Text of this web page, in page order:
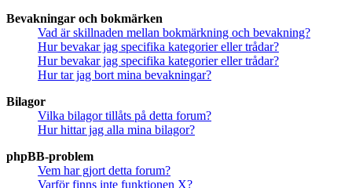
Bevakningar och bokmärken
Vad är skillnaden mellan bokmärkning och bevakning?
Hur bevakar jag specifika kategorier eller trådar?
Hur bevakar jag specifika kategorier eller trådar?
Hur tar jag bort mina bevakningar?
Bilagor
Vilka bilagor tillåts på detta forum?
Hur hittar jag alla mina bilagor?
phpBB-problem
Vem har gjort detta forum?
Varför finns inte funktionen X?